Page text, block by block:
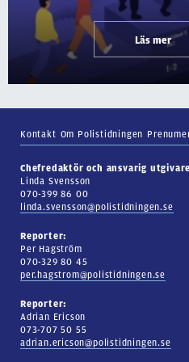
Läs mer
Kontakt Om Polistidningen
Chefredaktör och ansvarig
Linda Svensson
070-399 86 00
linda.svensson@polistidningen.se
Reporter:
Per Hagström
070-329 80 45
per.hagstrom@polistidningen.se
Reporter:
Adrian Ericson
073-707 50 55
adrian.ericson@polistidningen.se